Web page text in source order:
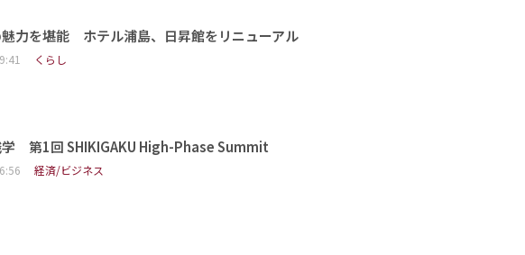
力を堪能 ホテル浦島、日昇館をリニューアル
くらし
第1回 SHIKIGAKU High-Phase Summit
経済/ビジネス